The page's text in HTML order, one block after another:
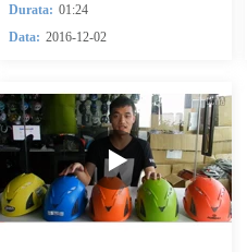
Le parti in fibra di
carbonioL
di sport acquaticoL
AccessoriL
Durata: 01:24
Data: 2016-12-02